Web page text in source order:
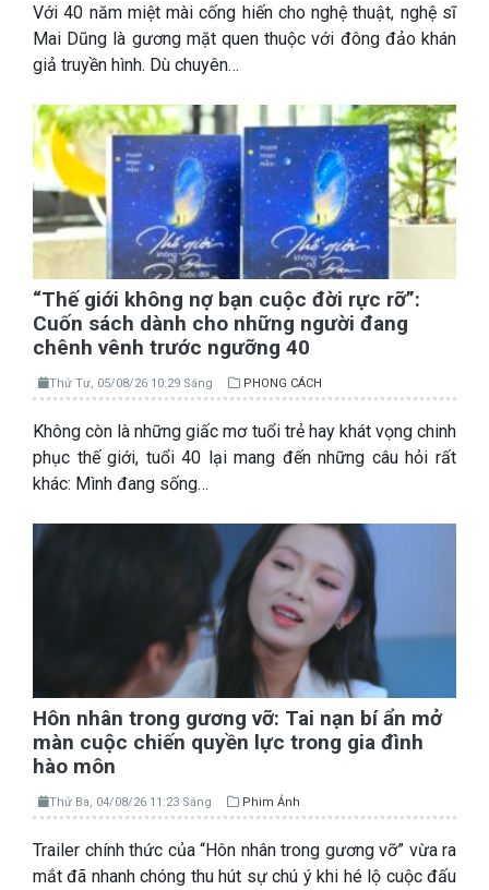
Với 40 năm miệt mài cống hiến cho nghệ thuật, nghệ sĩ
Mai Dũng là gương mặt quen thuộc với đông đảo khán
giả truyền hình. Dù chuyên…
“Thế giới không nợ bạn cuộc đời rực rỡ”:
Cuốn sách dành cho những người đang
chênh vênh trước ngưỡng 40
Thứ Tư, 05/08/26 10:29 Sáng PHONG CÁCH
Không còn là những giấc mơ tuổi trẻ hay khát vọng chinh
phục thế giới, tuổi 40 lại mang đến những câu hỏi rất
khác: Mình đang sống…
Hôn nhân trong gương vỡ: Tai nạn bí ẩn mở
màn cuộc chiến quyền lực trong gia đình
hào môn
Thứ Ba, 04/08/26 11:23 Sáng Phim Ảnh
Trailer chính thức của “Hôn nhân trong gương vỡ” vừa ra
mắt đã nhanh chóng thu hút sự chú ý khi hé lộ cuộc đấu